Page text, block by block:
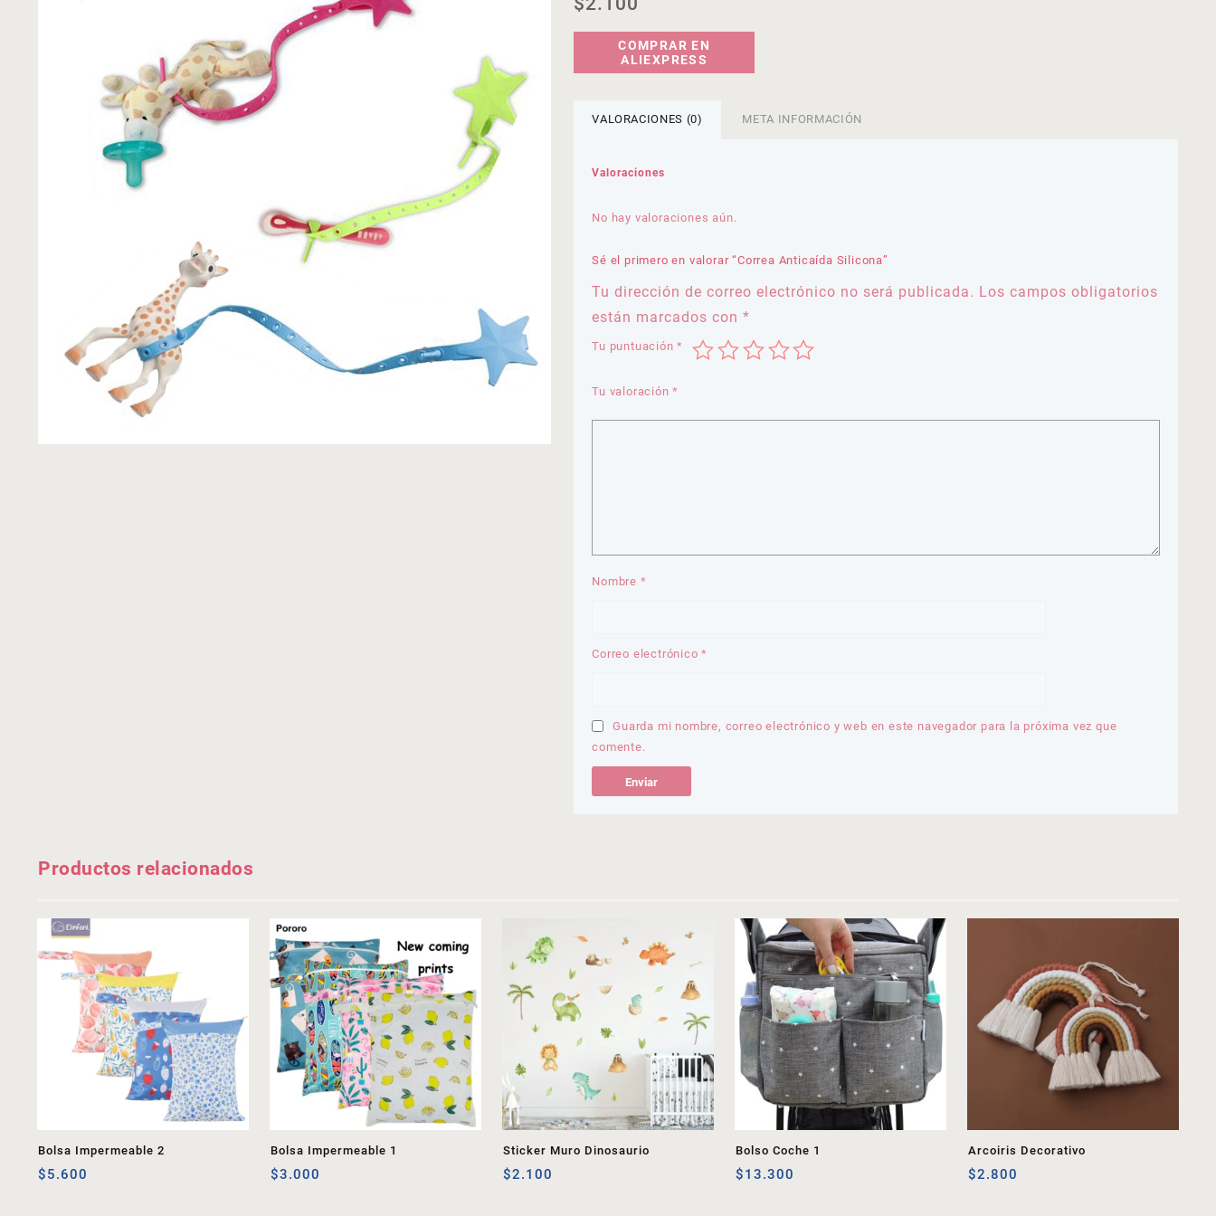
COMPRAR EN
ALIEXPRESS
VALORACIONES (0) META INFORMACIÓN
Valoraciones
No hay valoraciones aún.
Sé el primero en valorar “Correa Anticaída Silicona”
Tu dirección de correo electrónico no será publicada. Los campos obligatorios
están marcados con*
Tu puntuación*
Tu valoración*
Nombre *
Correo electrónico*
Guarda mi nombre, correo electrónico y web en este navegador para la próxima vez que
comente.
Productos relacionados
Bolsa Impermeable 2
$5.600
Bolsa Impermeable 1
$3.000
Sticker Muro Dinosaurio
$2.100
Bolso Coche 1
$13.300
Arcoiris Decorativo
$2.800